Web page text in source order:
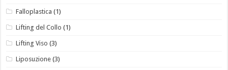
Falloplastica (1)
Lifting del Collo (1)
Lifting Viso (3)
Liposuzione (3)